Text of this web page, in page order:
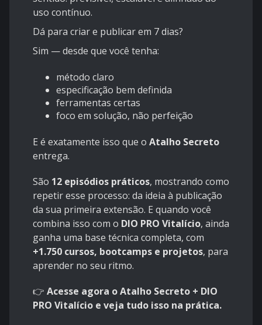
uso contínuo.
Dá para criar e publicar em 7 dias?
Sim — desde que você tenha:
método claro
especificação bem definida
ferramentas certas
foco em solução, não perfeição
E é exatamente isso que o Atalho Secreto
entrega.
São 12 episódios práticos, mostrando como
repetir esse processo: da ideia à publicação
da sua primeira extensão. E quando você
combina isso com o DIO PRO Vitalício, ainda
ganha uma base técnica completa, com
+1.750 cursos, bootcamps e projetos, para
aprender no seu ritmo.
👉 Acesse agora o Atalho Secreto + DIO
PRO Vitalício e veja tudo isso na prática.